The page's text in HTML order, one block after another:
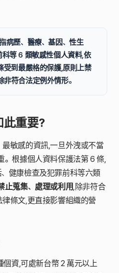
病歷、醫療、基因、性生
等 6 類敏感性個人資料,依
受到最嚴格的保護,原則上禁
符合法定例外情形。
此重要?
敏感的資訊,一旦外洩或不當
。根據個人資料保護法第 6 條,
健康檢查及犯罪前科等六類
止蒐集、處理或利用,除非符合
條文,更直接影響組織的營
資,可處新台幣 2 萬元以上